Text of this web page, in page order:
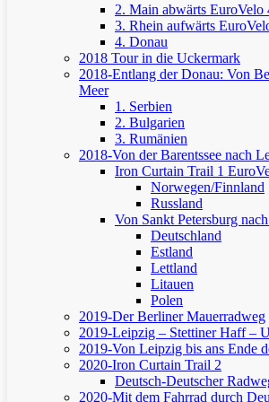
2. Main abwärts EuroVelo
3. Rhein aufwärts
4. Donau
2018 Tour in die Uckermark
2018-Entlang der Donau: Von
Meer
1. Serbien
2. Bulgarien
3. Rumänien
2018-Von der Barentssee nach
Iron Curtain Trail 1
Norwegen/Finnland
Russland
Von Sankt Petersburg
Deutschland
Estland
Lettland
Litauen
Polen
2019-Der Berliner Mauerradweg
2019-Leipzig – Stettiner Haff –
2019-Von Leipzig bis ans Ende
2020-Iron Curtain Trail 2
Deutsch-Deutscher
2020-Mit dem Fahrrad durch